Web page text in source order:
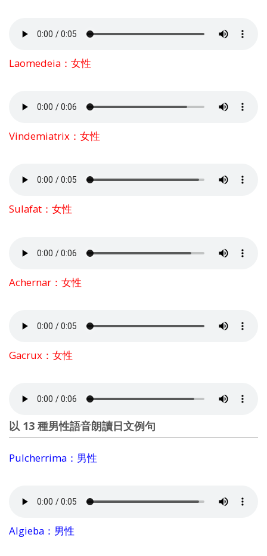
Laomedeia：女性
Vindemiatrix：女性
Sulafat：女性
Achernar：女性
Gacrux：女性
以 13 種男性語音朗讀日文例句
Pulcherrima：男性
Algieba：男性